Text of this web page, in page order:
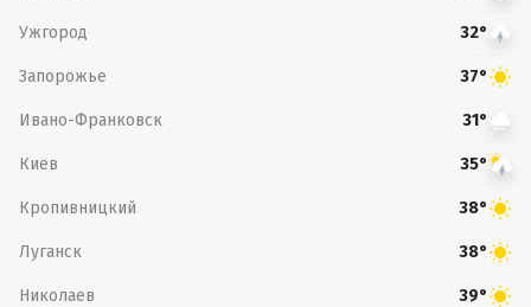
Ужгород 32°
Запорожье 37°
Ивано-Франковск 31°
Киев 35°
Кропивницкий 38°
Луганск 38°
Николаев 39°